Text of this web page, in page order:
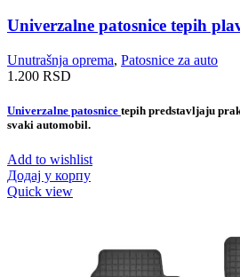
Univerzalne patosnice tepih
Unutrašnja oprema, Patosnice za auto
1.200 RSD
Univerzalne patosnice tepih predstavljaju
svaki automobil.
Add to wishlist
Додај у корпу
Quick view